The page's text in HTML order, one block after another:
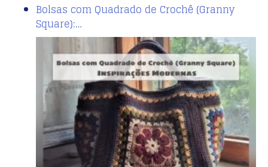
Bolsas com Quadrado de Crochê (Granny
Square):…